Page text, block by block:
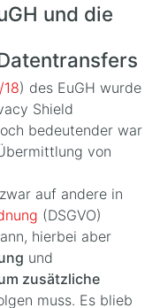
und die
18) des EuGH wurde
Shield
bedeutender war
von
auf andere in
(DSGVO)
hierbei aber
und
zusätzliche
muss. Es blieb